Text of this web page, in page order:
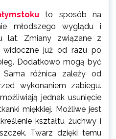
to sposób na
młodszego wyglądu i
lat. Zmiany związane z
widoczne już od razu po
Dodatkowo mogą być
Sama różnica zależy od
wykonaniem zabiegu.
jednak usunięcie
miękkiej. Możliwe jest
kształtu żuchwy i
Twarz dzięki temu